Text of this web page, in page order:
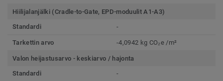
Hiilijalanjälki (Cradle-to-Gate, EPD-moduulit A1-A3)
Standardi
-
Tarkettin arvo -4,0942 kg CO₂e /m²
Valon heijastusarvo - keskiarvo / hajonta
Standardi
-